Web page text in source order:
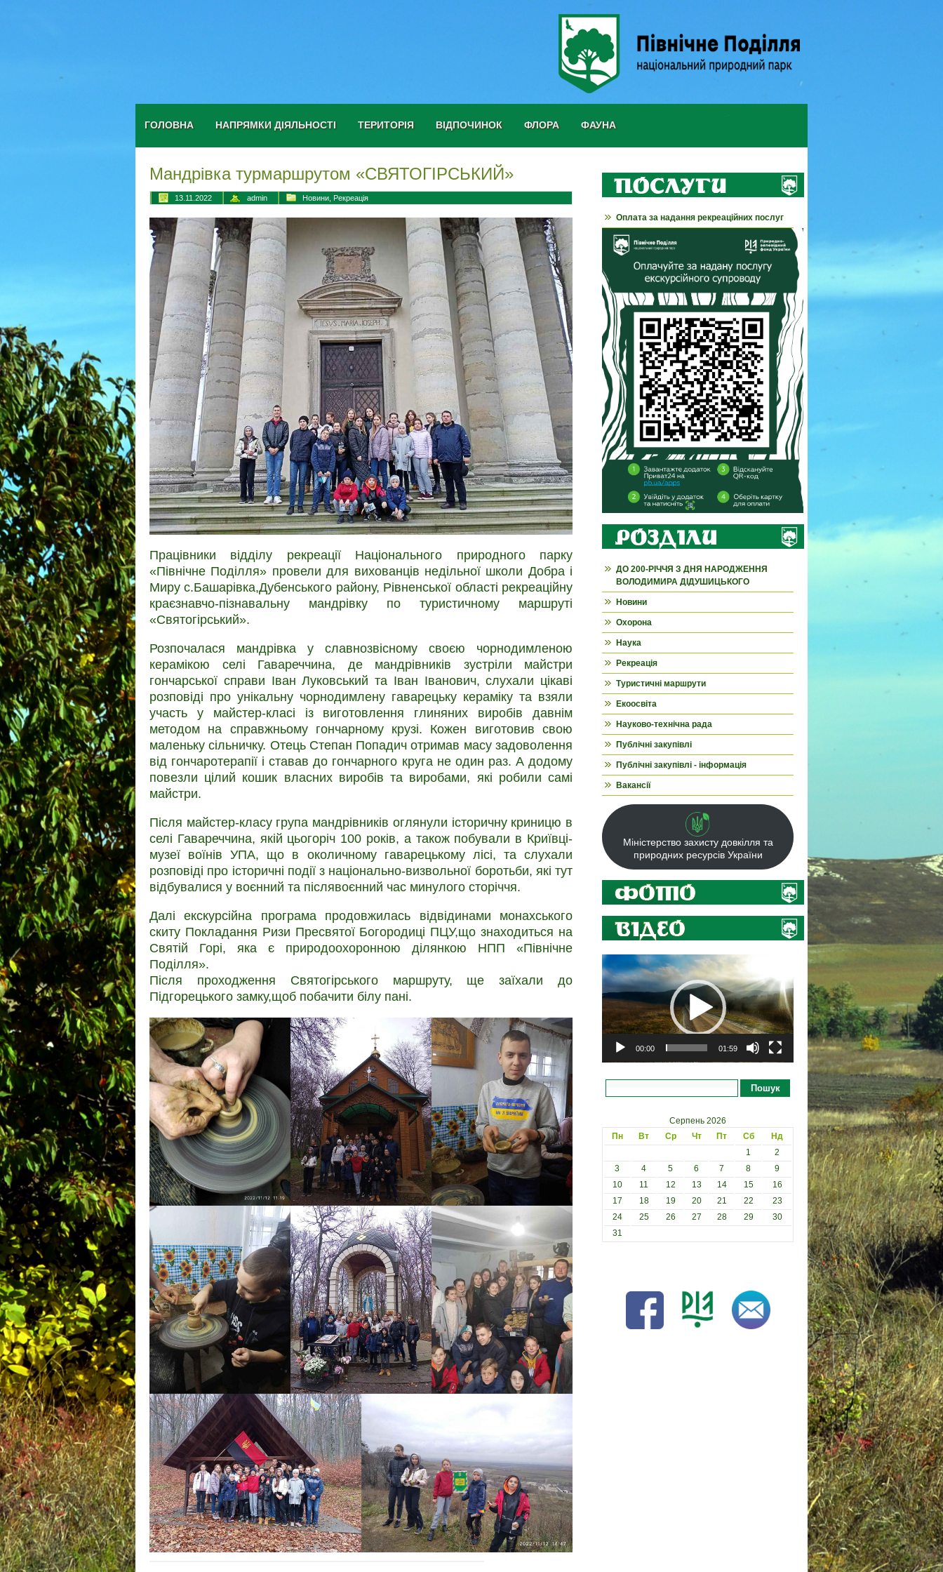
ГОЛОВНА НАПРЯМКИ ДІЯЛЬНОСТІ ТЕРИТОРІЯ ВІДПОЧИНОК ФЛОРА ФАУНА
Мандрівка турмаршрутом «СВЯТОГІРСЬКИЙ»
13.11.2022 admin Новини Рекреація
Працівники відділу рекреації Національного природного парку
«Північне Поділля» провели для вихованців недільної школи Добра і
Миру с.Башарівка,Дубенського району, Рівненської області рекреаційну
краєзнавчо-пізнавальну мандрівку по туристичному маршруті
«Святогірський».
Розпочалася мандрівка у славнозвісному своєю чорнодимленою
керамікою селі Гавареччина, де мандрівників зустріли майстри
гончарської справи Іван Луковський та Іван Іванович, слухали цікаві
розповіді про унікальну чорнодимлену гаварецьку кераміку та взяли
участь у майстер-класі із виготовлення глиняних виробів давнім
методом на справжньому гончарному крузі. Кожен виготовив свою
маленьку сільничку. Отець Степан Попадич отримав масу задоволення
від гончаротерапії і ставав до гончарного круга не один раз. А додому
повезли цілий кошик власних виробів та виробами, які робили самі
майстри.
Після майстер-класу група мандрівників оглянули історичну криницю в
селі Гавареччина, якій цьогоріч 100 років, а також побували в Криївці-
музеї воїнів УПА, що в околичному гаварецькому лісі, та слухали
розповіді про історичні події з національно-визвольної боротьби, які тут
відбувалися у воєнний та післявоєнний час минулого сторіччя.
Далі екскурсійна програма продовжилась відвідинами монахського
скиту Покладання Ризи Пресвятої Богородиці ПЦУ,що знаходиться на
Святій Горі, яка є природоохоронною ділянкою НПП «Північне
Поділля».
Після проходження Святогірського маршруту, ще заїхали до
Підгорецького замку,щоб побачити білу пані.
Оплата за надання рекреаційних послуг
ДО 200-РІЧЧЯ З ДНЯ НАРОДЖЕННЯ
ВОЛОДИМИРА ДІДУШИЦЬКОГО
Новини
Охорона
Наука
Рекреація
Туристичні маршрути
Екоосвіта
Науково-технічна рада
Публічні закупівлі
Публічні закупівлі - інформація
Вакансії
Міністерство захисту довкілля та
природних ресурсів України
Відеопрогравач
00:00 01:59
Пошук
Серпень 2026
Пн
Вт Ср Чт Пт Сб
Нд
1
2
3
4 5 6 7 8
9
10
11 12 13 14 15
16
17
18 19 20 21 22
23
24
25 26 27 28 29
30
31